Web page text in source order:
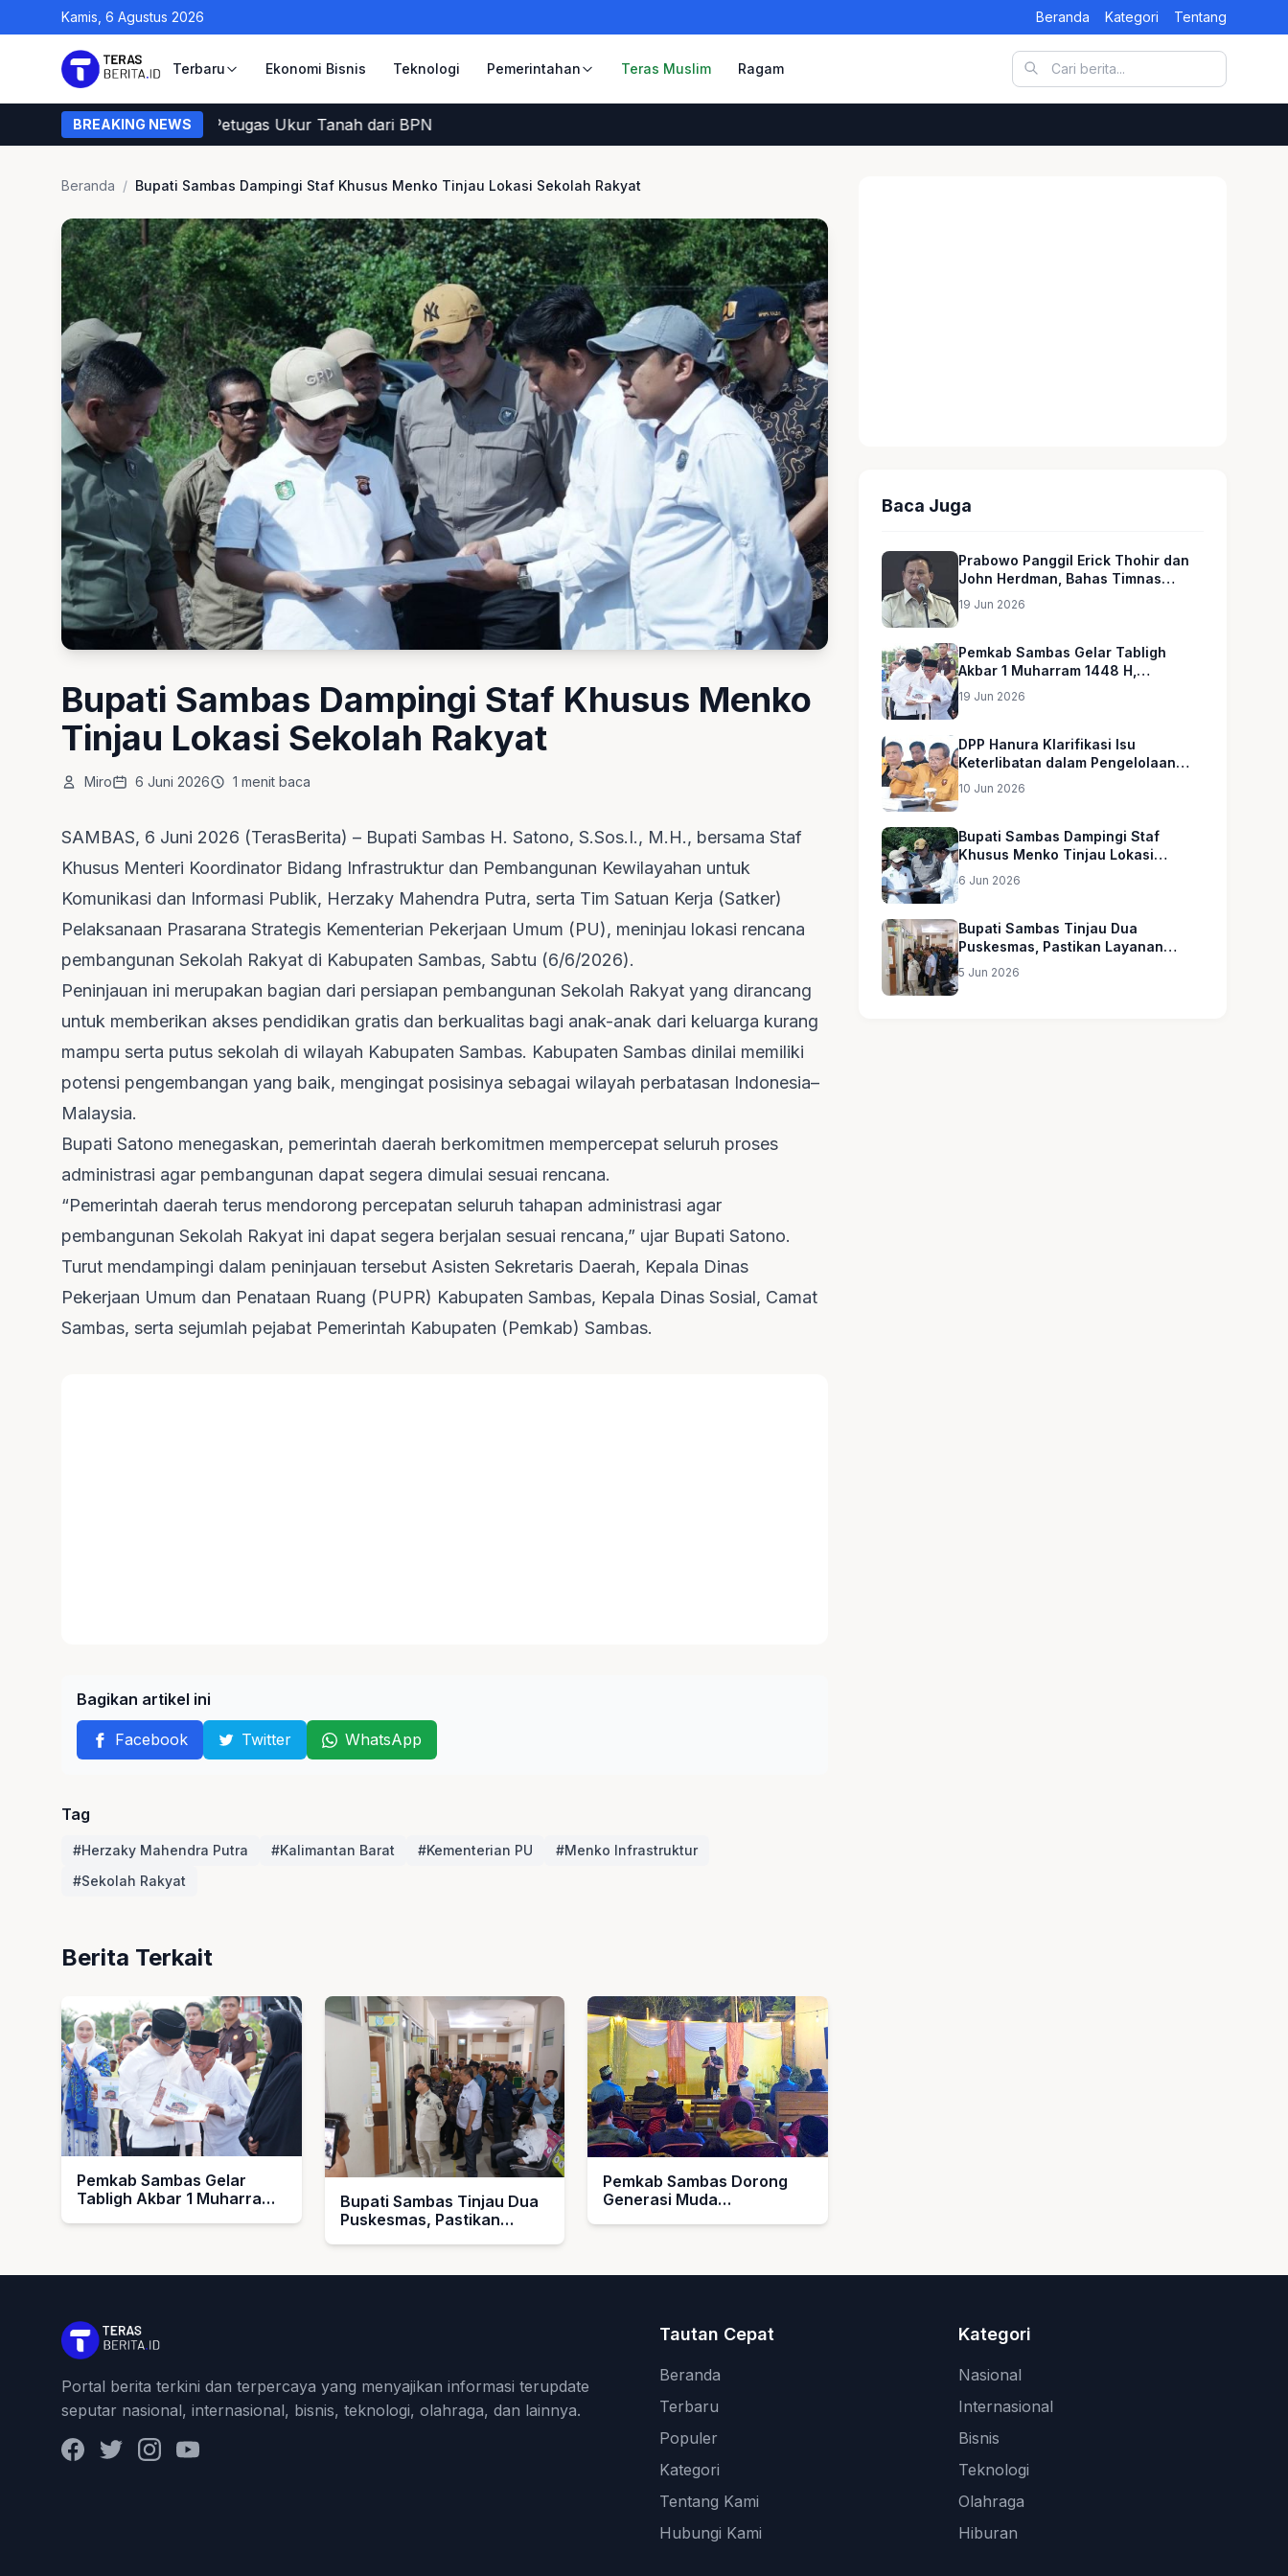
Kamis, 6 Agustus 2026 Beranda Kategori Tentang
Terbaru Ekonomi Bisnis Teknologi Pemerintahan Teras Muslim Ragam
BREAKING NEWS
Warga Memastikan Petugas Ukur Tanah dari BPN
Beranda / Bupati Sambas Dampingi Staf Khusus Menko Tinjau Lokasi Sekolah Rakyat
Bupati Sambas Dampingi Staf Khusus Menko
Tinjau Lokasi Sekolah Rakyat
Miro 6 Juni 2026 1 menit baca
SAMBAS, 6 Juni 2026 (TerasBerita) – Bupati Sambas H. Satono, S.Sos.I., M.H., bersama Staf
Khusus Menteri Koordinator Bidang Infrastruktur dan Pembangunan Kewilayahan untuk
Komunikasi dan Informasi Publik, Herzaky Mahendra Putra, serta Tim Satuan Kerja (Satker)
Pelaksanaan Prasarana Strategis Kementerian Pekerjaan Umum (PU), meninjau lokasi rencana
pembangunan Sekolah Rakyat di Kabupaten Sambas, Sabtu (6/6/2026).
Peninjauan ini merupakan bagian dari persiapan pembangunan Sekolah Rakyat yang dirancang
untuk memberikan akses pendidikan gratis dan berkualitas bagi anak-anak dari keluarga kurang
mampu serta putus sekolah di wilayah Kabupaten Sambas. Kabupaten Sambas dinilai memiliki
potensi pengembangan yang baik, mengingat posisinya sebagai wilayah perbatasan Indonesia–
Malaysia.
Bupati Satono menegaskan, pemerintah daerah berkomitmen mempercepat seluruh proses
administrasi agar pembangunan dapat segera dimulai sesuai rencana.
“Pemerintah daerah terus mendorong percepatan seluruh tahapan administrasi agar
pembangunan Sekolah Rakyat ini dapat segera berjalan sesuai rencana,” ujar Bupati Satono.
Turut mendampingi dalam peninjauan tersebut Asisten Sekretaris Daerah, Kepala Dinas
Pekerjaan Umum dan Penataan Ruang (PUPR) Kabupaten Sambas, Kepala Dinas Sosial, Camat
Sambas, serta sejumlah pejabat Pemerintah Kabupaten (Pemkab) Sambas.
Bagikan artikel ini
Facebook Twitter WhatsApp
Tag
#Herzaky Mahendra Putra #Kalimantan Barat #Kementerian PU
#Menko Infrastruktur
#Sekolah Rakyat
Berita Terkait
Pemkab Sambas Gelar
Tabligh Akbar 1 Muharram
Bupati Sambas Tinjau Dua
Puskesmas, Pastikan
Pemkab Sambas Dorong
Generasi Muda
Baca Juga
Prabowo Panggil Erick Thohir dan
John Herdman, Bahas Timnas
Indonesia
19 Jun 2026
Pemkab Sambas Gelar Tabligh
Akbar 1 Muharram 1448 H,
Serahkan Hadiah Umroh untuk Guru
19 Jun 2026
DPP Hanura Klarifikasi Isu
Keterlibatan dalam Pengelolaan
MBG
10 Jun 2026
Bupati Sambas Dampingi Staf
Khusus Menko Tinjau Lokasi
Sekolah Rakyat
6 Jun 2026
Bupati Sambas Tinjau Dua
Puskesmas, Pastikan Layanan
Kesehatan Merata
5 Jun 2026
Portal berita terkini dan terpercaya yang menyajikan informasi terupdate
seputar nasional, internasional, bisnis, teknologi, olahraga, dan lainnya.
FacebookTwitterInstagramYouTube
Tautan Cepat
Beranda
Terbaru
Populer
Kategori
Tentang Kami
Hubungi Kami
Kategori
Nasional
Internasional
Bisnis
Teknologi
Olahraga
Hiburan